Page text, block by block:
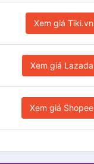
Xem giá Tiki.vn
Xem giá Lazada
Xem giá Shopee